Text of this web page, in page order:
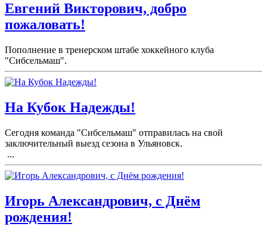
Евгений Викторович, добро
пожаловать!
Пополнение в тренерском штабе хоккейного клуба
"Сибсельмаш".
На Кубок Надежды!
Сегодня команда "Сибсельмаш" отправилась на свой
заключительный выезд сезона в Ульяновск.
...
Игорь Александрович, с Днём
рождения!